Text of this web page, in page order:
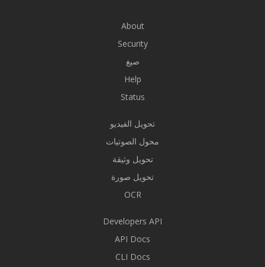
About
Security
صيغ
Help
Status
تحويل الفيديو
محول الصوتيات
تحويل وثيقة
تحويل صورة
OCR
Developers API
API Docs
CLI Docs